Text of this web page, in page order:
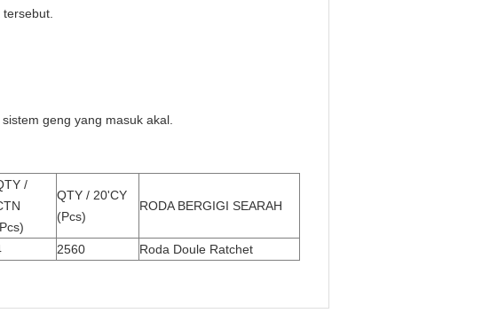
geng yang masuk akal.
/
QTY / 20'CY
(Pcs)
RODA BERGIGI SEARAH
2560 Roda Doule Ratchet